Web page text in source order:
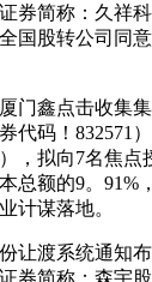
券简称：久祥
国股转公司同
鑫点击收集集
代码！832571
，拟向7名焦点
总额的9。91%
计谋落地。
渡系统通知布
券简称：森宇股